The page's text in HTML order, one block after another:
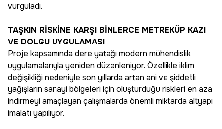
vurguladı.
TAŞKIN RİSKİNE KARŞI BİNLERCE METREKÜP KAZI
VE DOLGU UYGULAMASI
Proje kapsamında dere yatağı modern mühendislik
uygulamalarıyla yeniden düzenleniyor. Özellikle iklim
değişikliği nedeniyle son yıllarda artan ani ve şiddetli
yağışların sanayi bölgeleri için oluşturduğu riskleri en aza
indirmeyi amaçlayan çalışmalarda önemli miktarda altyapı
imalatı yapılıyor.